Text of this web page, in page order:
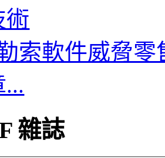
術
索軟件威脅
雜誌